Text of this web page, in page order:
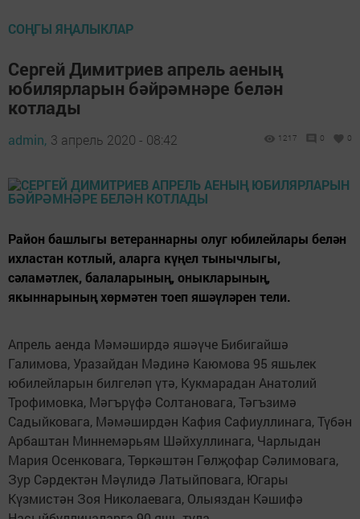
СОҢГЫ ЯҢАЛЫКЛАР
Сергей Димитриев апрель аеның
юбилярларын бәйрәмнәре белән
котлады
admin, 3 апрель 2020 - 08:42 1217 0 0
Район башлыгы ветераннарны олуг юбилейлары белән
ихластан котлый, аларга күңел тынычлыгы,
сәламәтлек, балаларының, оныкларының,
якыннарының хөрмәтен тоеп яшәүләрен тели.
Апрель аенда Мәмәширдә яшәүче Бибигайшә
Галимова, Уразайдан Мәдинә Каюмова 95 яшьлек
юбилейларын билгеләп үтә, Кукмарадан Анатолий
Трофимовка, Мәгърүфә Солтановага, Тәгъзимә
Садыйковага, Мәмәширдән Кафия Сафиуллинага, Түбән
Арбаштан Миннемәрьям Шәйхуллинага, Чарлыдан
Мария Осенковага, Төркәштән Гөлҗофар Сәлимовага,
Зур Сәрдектән Мәүлидә Латыйповага, Югары
Күзмистән Зоя Николаевага, Олыяздан Кәшифә